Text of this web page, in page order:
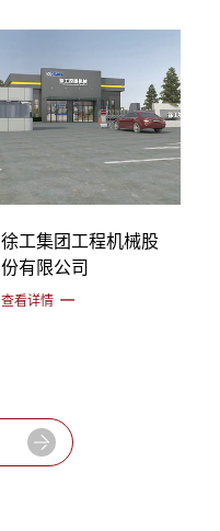
徐工集团工程机械股
份有限公司
查看详情